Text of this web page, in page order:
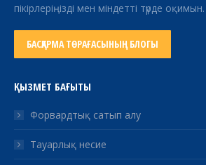
пікірлеріңізді мен міндетті түрде оқимын.
БАСҚАРМА ТӨРАҒАСЫНЫҢ БЛОГЫ
ҚЫЗМЕТ БАҒЫТЫ
Форвардтық сатып алу
Тауарлық несие